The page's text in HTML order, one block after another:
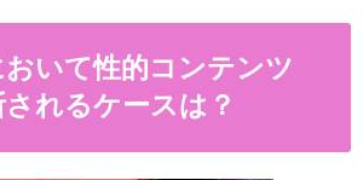
いて性的コンテンツ
れるケースは？